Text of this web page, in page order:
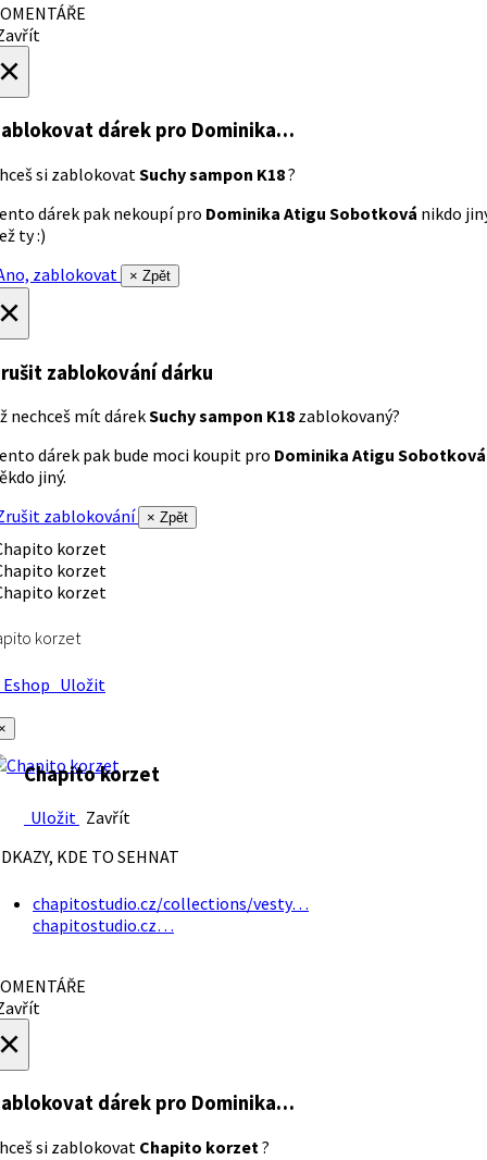
dárek pro Dominika…
si zablokovatSuchy sampon K18?
dárek pak nekoupí pro Dominika Atigu Sobotková nikdo
ty :)
zablokovat
× Zpět
zablokování dárku
nechceš mít dárekSuchy sampon K18 zablokovaný?
dárek pak bude moci koupit pro Dominika Atigu Sobotková
jiný.
zablokování
× Zpět
korzet
Uložit
Chapito korzet
Uložit Zavřít
KDE TO SEHNAT
chapitostudio.cz/collections/vesty…
chapitostudio.cz…
dárek pro Dominika…
si zablokovat Chapito korzet?